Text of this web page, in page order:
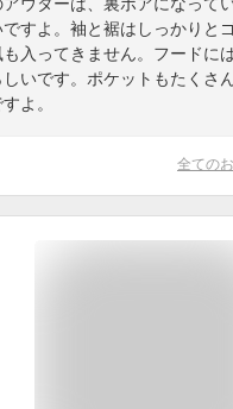
すよ。袖と裾はしっかりと
入ってきません。フードに
しいです。ポケットもたくさ
よ。
全ての